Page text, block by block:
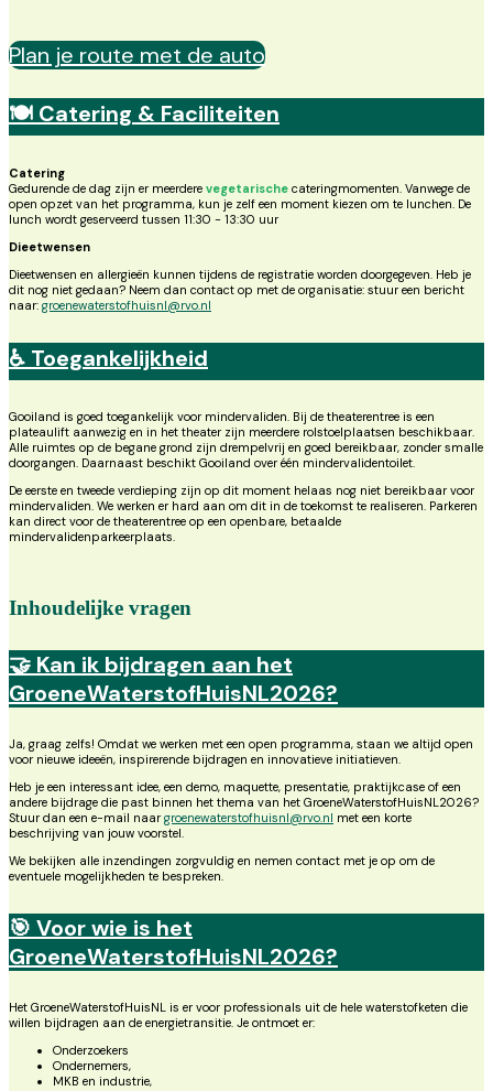
Plan je route met de auto
🍽️ Catering & Faciliteiten
Catering
Gedurende de dag zijn er meerdere vegetarische cateringmomenten. Vanwege de
open opzet van het programma, kun je zelf een moment kiezen om te lunchen. De
lunch wordt geserveerd tussen 11:30 - 13:30 uur
Dieetwensen
Dieetwensen en allergieën kunnen tijdens de registratie worden doorgegeven. Heb je
dit nog niet gedaan? Neem dan contact op met de organisatie: stuur een bericht
naar: groenewaterstofhuisnl@rvo.nl
♿ Toegankelijkheid
Gooiland is goed toegankelijk voor mindervaliden. Bij de theaterentree is een
plateaulift aanwezig en in het theater zijn meerdere rolstoelplaatsen beschikbaar.
Alle ruimtes op de begane grond zijn drempelvrij en goed bereikbaar, zonder smalle
doorgangen. Daarnaast beschikt Gooiland over één mindervalidentoilet.
De eerste en tweede verdieping zijn op dit moment helaas nog niet bereikbaar voor
mindervaliden. We werken er hard aan om dit in de toekomst te realiseren. Parkeren
kan direct voor de theaterentree op een openbare, betaalde
mindervalidenparkeerplaats.
Inhoudelijke vragen
🤝 Kan ik bijdragen aan het
GroeneWaterstofHuisNL2026?
Ja, graag zelfs! Omdat we werken met een open programma, staan we altijd open
voor nieuwe ideeën, inspirerende bijdragen en innovatieve initiatieven.
Heb je een interessant idee, een demo, maquette, presentatie, praktijkcase of een
andere bijdrage die past binnen het thema van het GroeneWaterstofHuisNL2026?
Stuur dan een e-mail naar groenewaterstofhuisnl@rvo.nl met een korte
beschrijving van jouw voorstel.
We bekijken alle inzendingen zorgvuldig en nemen contact met je op om de
eventuele mogelijkheden te bespreken.
🎯 Voor wie is het
GroeneWaterstofHuisNL2026?
Het GroeneWaterstofHuisNL is er voor professionals uit de hele waterstofketen die
willen bijdragen aan de energietransitie. Je ontmoet er:
Onderzoekers
Ondernemers,
MKB en industrie,